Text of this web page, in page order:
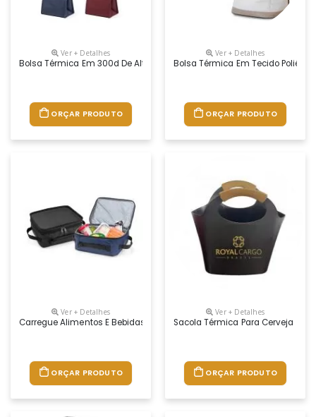
Ver + Detalhes
Bolsa Térmica Em 300d De Alta Densidade Com Pegas Em Webbing.
ORÇAR PRODUTO
Ver + Detalhes
Bolsa Térmica Em Tecido
ORÇAR PRODUTO
Ver + Detalhes
Carregue Alimentos E Bebidas Em Uma Temperatura Agradável E
ORÇAR PRODUTO
Ver + Detalhes
Sacola Térmica Para Cerveja
ORÇAR PRODUTO